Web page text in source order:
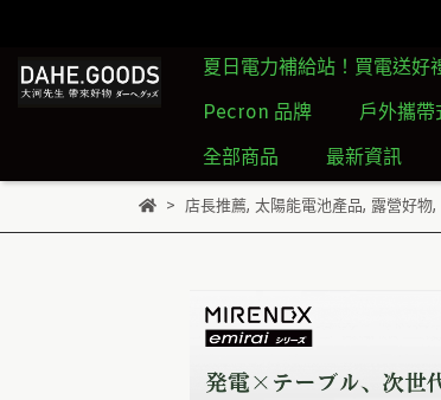
夏日電力補給站！買電送好
Pecron 品牌
戶外攜
全部商品
最新資訊
店長推薦, 太陽能電池產品, 露營好物,